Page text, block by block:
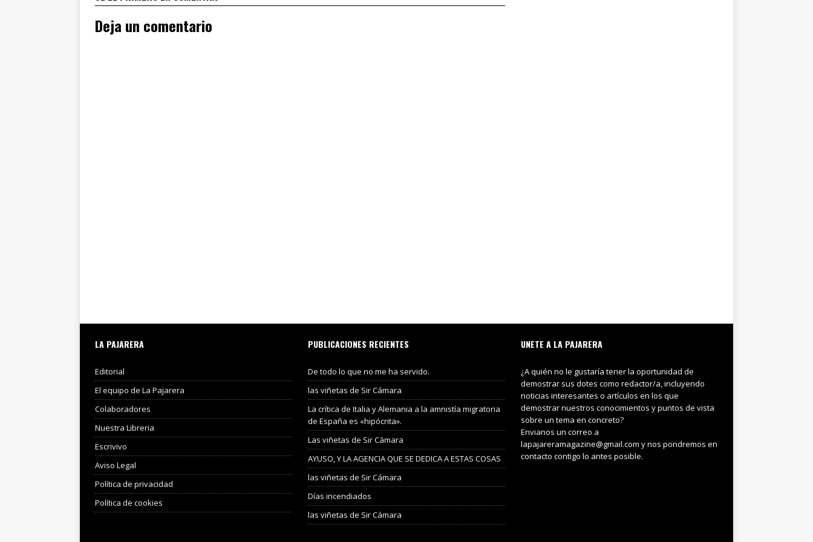
Deja un comentario
LA PAJARERA
Editorial
El equipo de La Pajarera
Colaboradores
Nuestra Libreria
Escrivivo
Aviso Legal
Política de privacidad
Política de cookies
PUBLICACIONES RECIENTES
De todo lo que no me ha servido.
las viñetas de Sir Cámara
La crítica de Italia y Alemania a la amnistía migratoria
de España es «hipócrita».
Las viñetas de Sir Cámara
AYUSO, Y LA AGENCIA QUE SE DEDICA A ESTAS COSAS
las viñetas de Sir Cámara
Días incendiados
las viñetas de Sir Cámara
UNETE A LA PAJARERA
¿A quién no le gustaría tener la oportunidad de
demostrar sus dotes como redactor/a, incluyendo
noticias interesantes o artículos en los que
demostrar nuestros conocimientos y puntos de vista
sobre un tema en concreto?
Envianos un correo a
lapajareramagazine@gmail.com y nos pondremos en
contacto contigo lo antes posible.